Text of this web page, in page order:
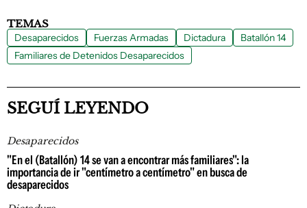
TEMAS
Desaparecidos Fuerzas Armadas Dictadura
Batallón 14
Familiares de Detenidos Desaparecidos
SEGUÍ LEYENDO
Desaparecidos
"En el (Batallón) 14 se van a encontrar más familiares": la
importancia de ir "centímetro a centímetro" en busca de
desaparecidos